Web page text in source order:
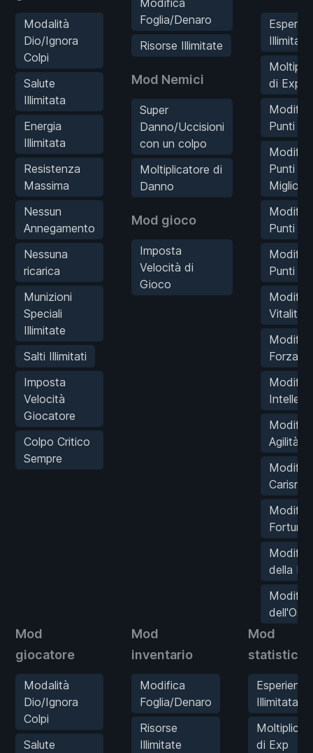
Modalità
Dio/Ignora
Colpi
Salute
Illimitata
Energia
Illimitata
Resistenza
Massima
Nessun
Annegamento
Nessuna
ricarica
Munizioni
Speciali
Illimitate
Salti Illimitati
Imposta
Velocità
Giocatore
Colpo Critico
Sempre
Modifica
Foglia/Denaro
Risorse Illimitate
Mod Nemici
Super
Danno/Uccisioni
con un colpo
Moltiplicatore di
Danno
Mod gioco
Imposta
Velocità di
Gioco
Illimitata
di Exp
Punti
Punti
Punti
Punti
Vitalità
Forza
Agilità
Carisma
Fortuna
della
Mod
giocatore
Modalità
Dio/Ignora
Colpi
Salute
Mod
inventario
Modifica
Foglia/Denaro
Risorse
Illimitate
Mod
statistiche
Esperienza
Illimitata
di Exp